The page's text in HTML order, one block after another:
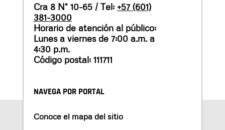
Cra 8 N° 10-65 / Tel: +57 (601)
381-3000
Horario de atención al público:
Lunes a viernes de 7:00 a.m. a
4:30 p.m.
Código postal: 111711
NAVEGA POR PORTAL
Conoce el mapa del sitio